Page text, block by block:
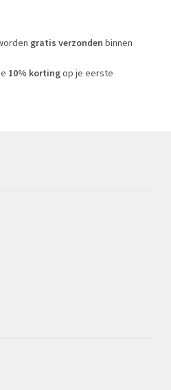
gratis verzonden binnen
10% kortingop je eerste